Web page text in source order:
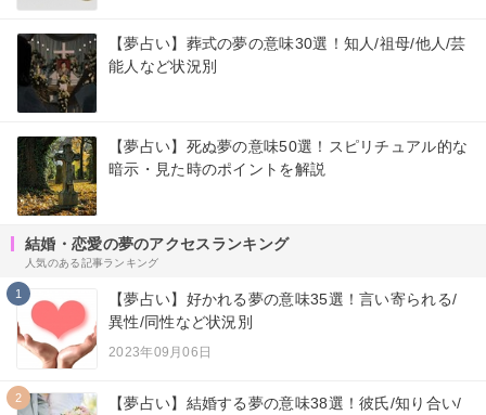
【夢占い】葬式の夢の意味30選！知人/祖母/他人/芸
能人など状況別
【夢占い】死ぬ夢の意味50選！スピリチュアル的な
暗示・見た時のポイントを解説
結婚・恋愛の夢のアクセスランキング
人気のある記事ランキング
1
【夢占い】好かれる夢の意味35選！言い寄られる/
異性/同性など状況別
2023年09月06日
2
【夢占い】結婚する夢の意味38選！彼氏/知り合い/